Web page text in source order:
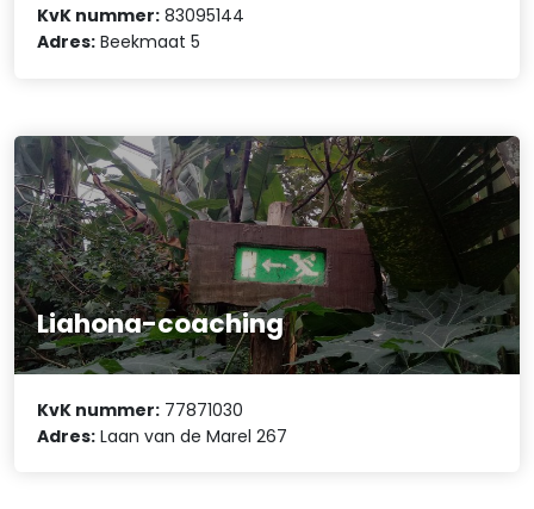
KvK nummer: 83095144
Adres: Beekmaat 5
Liahona-coaching
KvK nummer: 77871030
Adres: Laan van de Marel 267